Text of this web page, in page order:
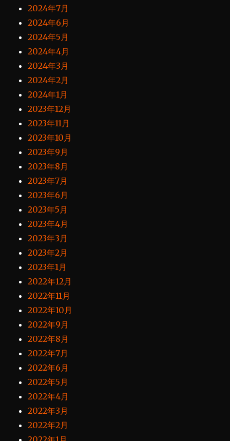
2024年7月
2024年6月
2024年5月
2024年4月
2024年3月
2024年2月
2024年1月
2023年12月
2023年11月
2023年10月
2023年9月
2023年8月
2023年7月
2023年6月
2023年5月
2023年4月
2023年3月
2023年2月
2023年1月
2022年12月
2022年11月
2022年10月
2022年9月
2022年8月
2022年7月
2022年6月
2022年5月
2022年4月
2022年3月
2022年2月